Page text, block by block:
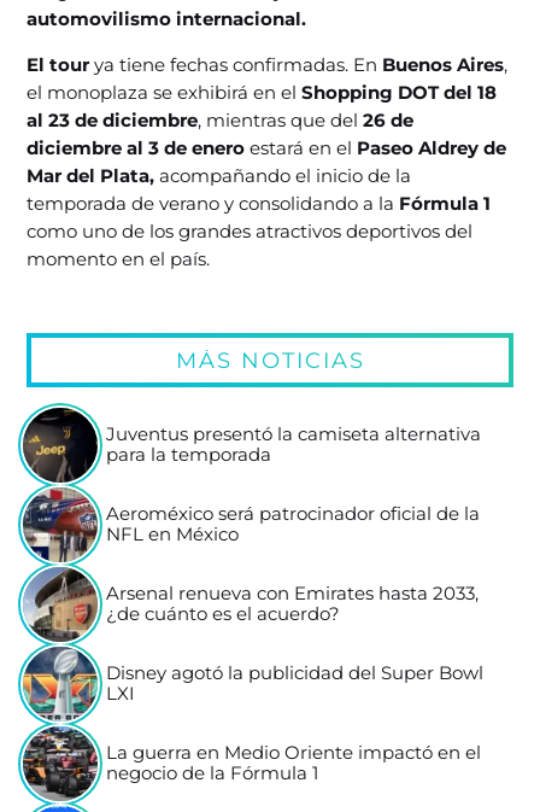
automovilismo internacional.
El tour ya tiene fechas confirmadas. En Buenos Aires,
el monoplaza se exhibirá en elShopping DOT del 18
al 23 de diciembre, mientras que del26 de
diciembre al 3 de enero estará en el Paseo Aldrey de
Mar del Plata, acompañando el inicio de la
temporada de verano y consolidando a la Fórmula 1
como uno de los grandes atractivos deportivos del
momento en el país.
MÁS NOTICIAS
Juventus presentó la camiseta alternativa
para la temporada
Aeroméxico será patrocinador oficial de la
NFL en México
Arsenal renueva con Emirates hasta 2033,
¿de cuánto es el acuerdo?
Disney agotó la publicidad del Super Bowl
LXI
La guerra en Medio Oriente impactó en el
negocio de la Fórmula 1